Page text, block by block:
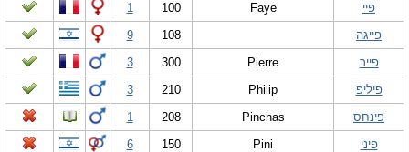
נומרולוגיה
הוסף שם
צור קשר
פייסבוק
פיי
Faye
100
1
פייגה
108
9
פייר
Pierre
300
3
פיליפ
Philip
210
3
פינחס
Pinchas
208
1
פיני
Pini
150
6